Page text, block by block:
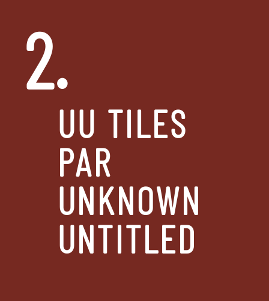
2.
UU TILES
PAR
UNKNOWN
UNTITLED